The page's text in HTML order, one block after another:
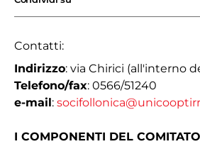
Contatti:
Indirizzo: via Chirici (all'interno
Telefono/fax: 0566/51240
e-mail:
​​I COMPONENTI DEL